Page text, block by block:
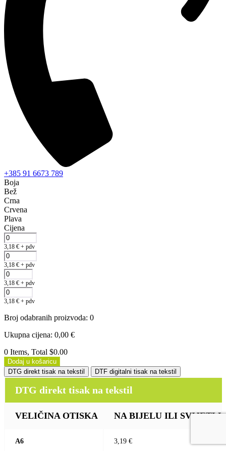
+385 91 6673 789
Boja
Bež
Crna
Crvena
Plava
Cijena
3,18 € + pdv
3,18 € + pdv
3,18 € + pdv
3,18 € + pdv
Broj odabranih proizvoda: 0
Ukupna cijena: 0,00 €
0 Items, Total $0.00
Dodaj u košaricu
DTG direkt tisak na tekstil
DTF digitalni tisak na tekstil
DTG direkt tisak na tekstil
VELIČINA OTISKA NA BIJELU ILI SVIJETLU
A6 3,19 €